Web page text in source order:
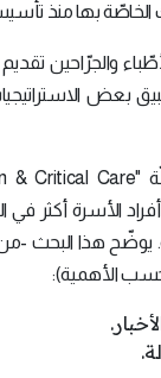
بها منذ تأسيسها
والجرّاحين
بعض
الأسرة أكثر في
يوضّح هذا البحث
حسب الأهمية):